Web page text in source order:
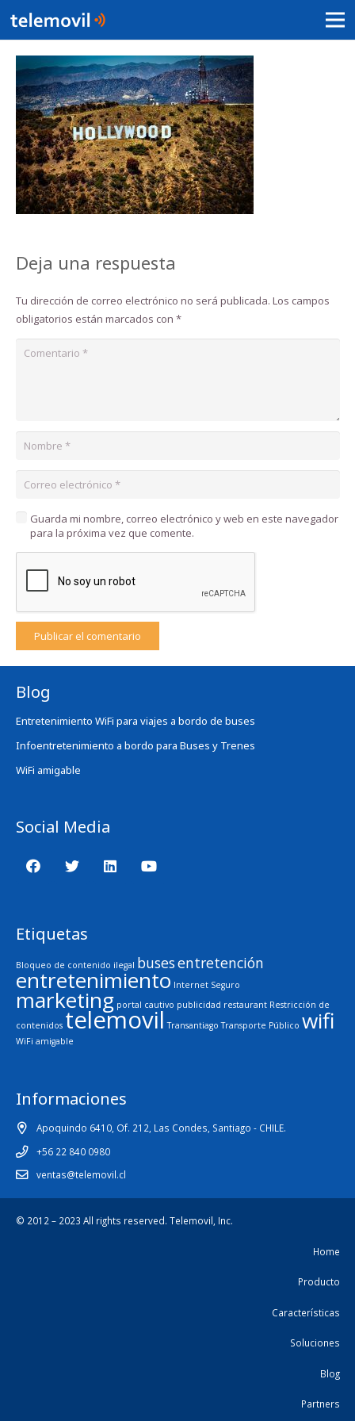
Deja una respuesta
Tu dirección de correo electrónico no será publicada. Los campos
obligatorios están marcados con *
Guarda mi nombre, correo electrónico y web en este navegador
para la próxima vez que comente.
Publicar el comentario
Blog
Entretenimiento WiFi para viajes a bordo de buses
Infoentretenimiento a bordo para Buses y Trenes
WiFi amigable
Social Media
Etiquetas
Bloqueo de contenido ilegal busesentretención
entretenimiento Internet Seguro
marketing portal cautivo publicidad restaurant Restricción de
contenidos telemovil Transantiago Transporte Público wifi
WiFi amigable
Informaciones
Apoquindo 6410, Of. 212, Las Condes, Santiago - CHILE.
+56 22 840 0980
ventas@telemovil.cl
© 2012 – 2023 All rights reserved. Telemovil, Inc.
Home
Producto
Características
Soluciones
Blog
Partners